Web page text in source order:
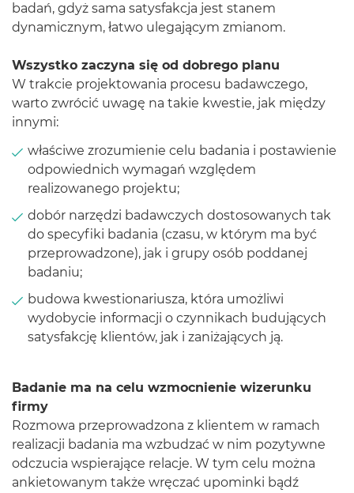
badań, gdyż sama satysfakcja jest stanem
dynamicznym, łatwo ulegającym zmianom.
Wszystko zaczyna się od dobrego planu
W trakcie projektowania procesu badawczego,
warto zwrócić uwagę na takie kwestie, jak między
innymi:
właściwe zrozumienie celu badania i postawienie
odpowiednich wymagań względem
realizowanego projektu;
dobór narzędzi badawczych dostosowanych tak
do specyfiki badania (czasu, w którym ma być
przeprowadzone), jak i grupy osób poddanej
badaniu;
budowa kwestionariusza, która umożliwi
wydobycie informacji o czynnikach budujących
satysfakcję klientów, jak i zaniżających ją.
Badanie ma na celu wzmocnienie wizerunku
firmy
Rozmowa przeprowadzona z klientem w ramach
realizacji badania ma wzbudzać w nim pozytywne
odczucia wspierające relacje. W tym celu można
ankietowanym także wręczać upominki bądź